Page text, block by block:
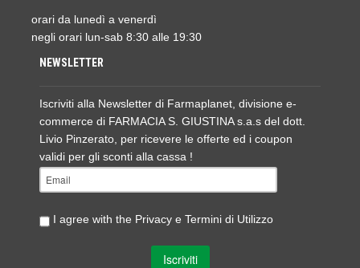
orari da lunedì a venerdì
negli orari lun-sab 8:30 alle 19:30
NEWSLETTER
Iscriviti alla Newsletter di Farmaplanet, divisione e-
commerce di FARMACIA S. GIUSTINA s.a.s del dott.
Livio Pinzerato, per ricevere le offerte ed i coupon
validi per gli sconti alla cassa !
I agree with the Privacy e Termini di Utilizzo